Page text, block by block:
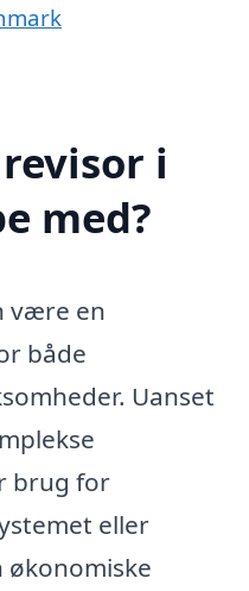
i
med?
være en
både
Uanset
brug for
eller